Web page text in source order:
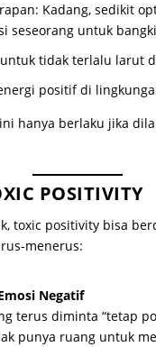
Kadang, sedikit
seseorang untuk
tidak terlalu larut
positif di
hanya berlaku jika
POSITIVITY
toxic positivity bisa
menerus:
Negatif
terus diminta “tetap
punya ruang untuk